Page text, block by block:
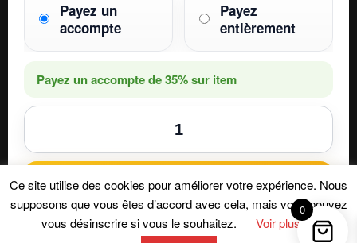
Payez un
accompte
Payez
entièrement
Payez un accompte de35%sur item
Ajouter au panier
Paiements
HOBBY ONE
75011 PARIS
Mail. hobby1shop@gmail.com
NOUS SUIVRE
Ce site utilise des cookies pour améliorer votre expérience. Nous
supposons que vous êtes d’accord avec cela, mais vous pouvez
vous désinscrire si vous le souhaitez.
Voir plus
0